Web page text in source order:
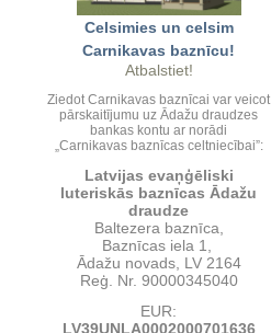
Celsimies un celsim
Carnikavas baznīcu!
Atbalstiet!
Ziedot Carnikavas baznīcai var veicot
pārskaitījumu uz Ādažu draudzes
bankas kontu ar norādi
„Carnikavas baznīcas celtniecībai”:
Latvijas evaņģēliski
luteriskās baznīcas Ādažu
draudze
Baltezera baznīca,
Baznīcas iela 1,
Ādažu novads, LV 2164
Reģ. Nr. 90000345040
EUR:
LV39UNLA0002000701636